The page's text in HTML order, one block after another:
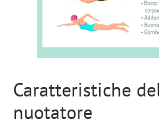
Caratteristiche
nuotatore